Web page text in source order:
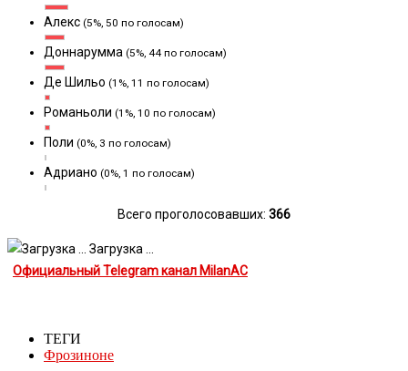
Алекс (5%, 50 по голосам)
Доннарумма (5%, 44 по голосам)
Де Шильо (1%, 11 по голосам)
Романьоли (1%, 10 по голосам)
Поли (0%, 3 по голосам)
Адриано (0%, 1 по голосам)
Всего проголосовавших: 366
Загрузка ...
Официальный Telegram канал MilanAC
ТЕГИ
Фрозиноне